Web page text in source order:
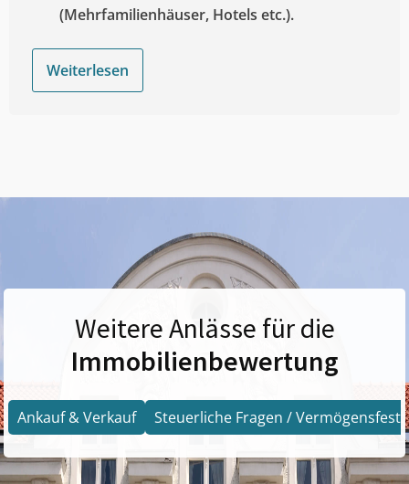
(Mehrfamilienhäuser, Hotels etc.).
Weiterlesen
Weitere Anlässe für die
Immobilienbewertung
Ankauf & Verkauf Steuerliche Fragen /